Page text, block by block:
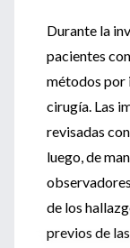
Durante la
pacientes
métodos por
cirugía. Las
revisadas
luego, de
de los
previos de